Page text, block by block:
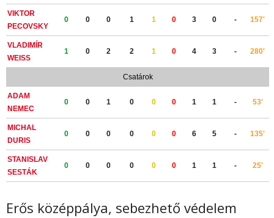
VIKTOR
PECOVSKY
0 0 0 1 1 0 3 0 - 157'
VLADIMÍR
WEISS
1 0 2 2 1 0 4 3 - 280'
Csatárok
ADAM
NEMEC
0 0 1 0 0 0 1 1 - 53'
MICHAL
DURIS
0 0 0 0 0 0 6 5 - 135'
STANISLAV
SESTÁK
0 0 0 0 0 0 1 1 - 25'
Erős középpálya, sebezhető védelem